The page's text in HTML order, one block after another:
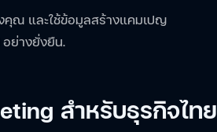
คุณ และใช้ข้อมูลสร้างแคมเปญ
อย่างยั่งยืน.
สำหรับธุรกิจไทย